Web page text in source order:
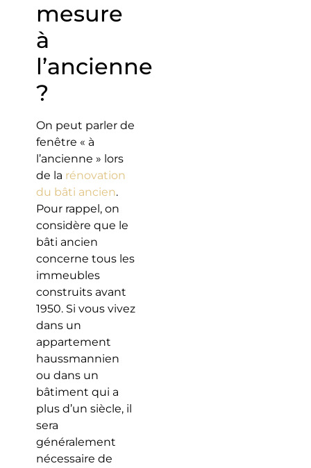
mesure
à
l’ancienne
?
On peut parler de
fenêtre « à
l’ancienne » lors
de la rénovation
du bâti ancien.
Pour rappel, on
considère que le
bâti ancien
concerne tous les
immeubles
construits avant
1950. Si vous vivez
dans un
appartement
haussmannien
ou dans un
bâtiment qui a
plus d’un siècle, il
sera
généralement
nécessaire de